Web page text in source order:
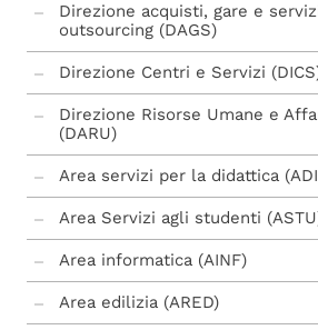
Dipartimento Politecnico di
architettura - DPIA
Direzione acquisti, gare e
outsourcing (DAGS)
Direzione Centri e Servizi
Direzione Risorse Umane e
(DARU)
Area servizi per la didattica
Area Servizi agli studenti
Area informatica (AINF)
Area edilizia (ARED)